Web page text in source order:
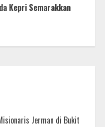
Kepri Semarakkan
Jerman di Bukit